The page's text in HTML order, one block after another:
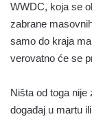
WWDC, koja se
zabrane
samo do kraja
verovatno će se
Ništa od toga nije
događaj u martu